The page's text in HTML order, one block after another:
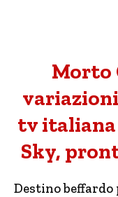
Morto
tv italiana
Sky,
Destino beffardo